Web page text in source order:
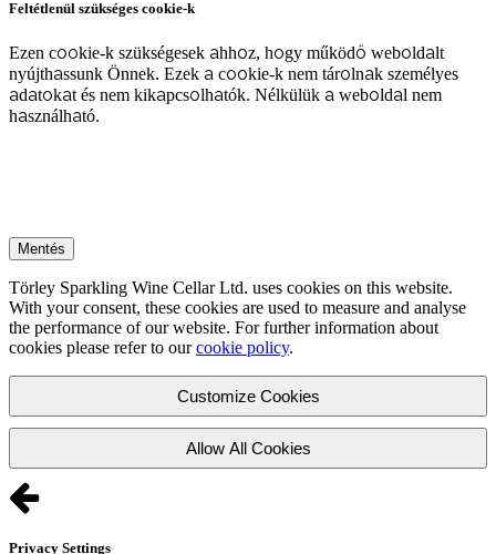
Feltétlenül szükséges cookie-k
Ezen cookie-k szükségesek ahhoz, hogy működő weboldalt
nyújthassunk Önnek. Ezek a cookie-k nem tárolnak személyes
adatokat és nem kikapcsolhatók. Nélkülük a weboldal nem
használható.
Mentés
Törley Sparkling Wine Cellar Ltd. uses cookies on this website.
With your consent, these cookies are used to measure and analyse
the performance of our website. For further information about
cookies please refer to ourcookie policy.
Customize Cookies
Allow All Cookies
Privacy Settings